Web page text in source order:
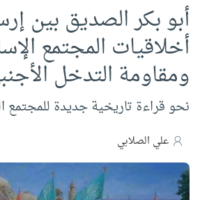
أبو بكر الصديق بين
أخلاقيات المجتمع
ومقاومة التدخل
نحو قراءة تاريخية جديدة للمجتمع
علي الصلابي